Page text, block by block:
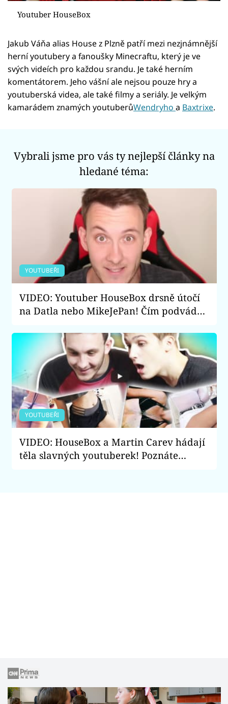
Sledujte prima+
Přihlášení
Youtuber HouseBox
Jakub Váňa alias House z Plzně patří mezi nezjnámnější
herní youtubery a fanoušky Minecraftu, který je ve
svých videích pro každou srandu. Je také herním
komentátorem. Jeho vášní ale nejsou pouze hry a
youtuberská videa, ale také filmy a seriály. Je velkým
kamarádem znamých youtuberůWendryho a Baxtrixe.
Vybrali jsme pro vás ty nejlepší články na
hledané téma:
YOUTUBEŘI
VIDEO: Youtuber HouseBox drsně útočí
na Datla nebo MikeJePan! Čím podvádějí
YOUTUBEŘI
VIDEO: HouseBox a Martin Carev hádají
těla slavných youtuberek! Poznáte